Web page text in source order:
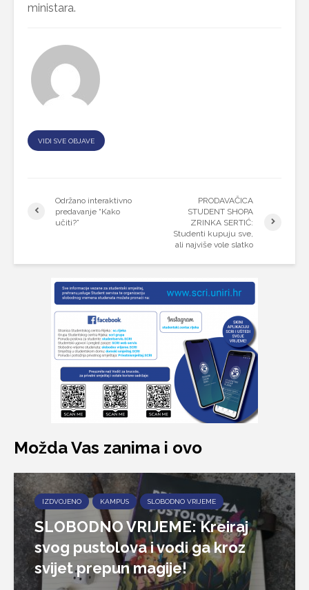
ministara.
VIDI SVE OBJAVE
Održano interaktivno
predavanje “Kako
učiti?”
PRODAVAČICA
STUDENT SHOPA
ZRINKA SERTIĆ:
Studenti kupuju sve,
ali najviše vole slatko
Možda Vas zanima i ovo
IZDVOJENO KAMPUS SLOBODNO VRIJEME
SLOBODNO VRIJEME: Kreiraj
svog pustolova i vodi ga kroz
svijet prepun magije!